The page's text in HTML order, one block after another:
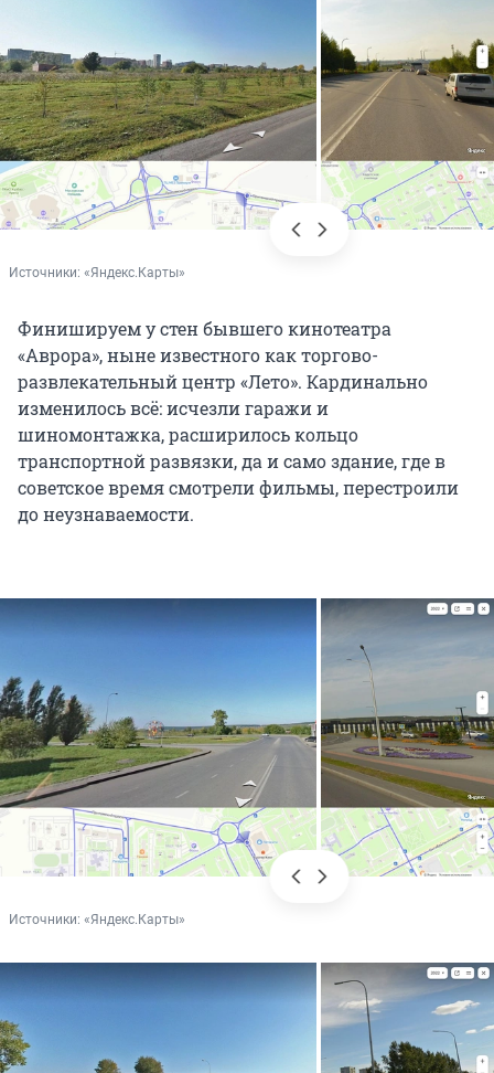
Источники: «Яндекс.Карты»
Финишируем у стен бывшего кинотеатра
«Аврора», ныне известного как торгово-
развлекательный центр «Лето». Кардинально
изменилось всё: исчезли гаражи и
шиномонтажка, расширилось кольцо
транспортной развязки, да и само здание, где в
советское время смотрели фильмы, перестроили
до неузнаваемости.
Источники: «Яндекс.Карты»